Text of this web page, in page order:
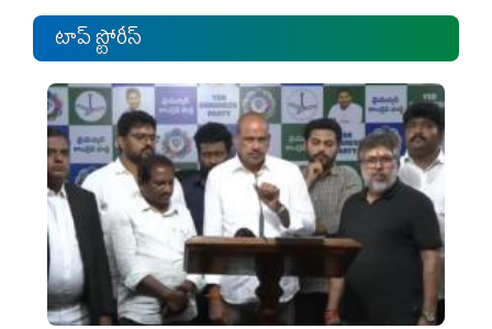
టాప్ స్టోరీస్